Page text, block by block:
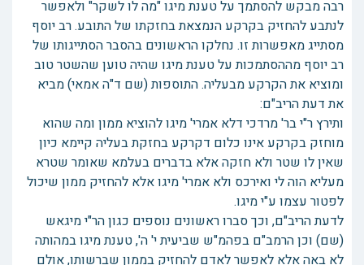
רבה מבקש להסתמך על טענת מיגו "מה לו לשקר" ולאפשר
לנתבע להחזיק בקרקע הנמצאת בחזקתו של התובע. רב יוסף
מסתייג מאפשרות זו. נחלקו הראשונים בהסבר הסתייגותו של
רב יוסף מההסתמכות על טענת מיגו שהיה טוען שהשטר טוב
ומוציא את הקרקע מבעליה. התוספות (שם ד"ה אמאי) מביא
את דעת הריב"ם:
ותירץ ר"י בר' מרדכי דלא אמרי' מיגו להוציא ממון ומה שהוא
מוחזק בקרקע אינו כלום דקרקע בחזקת בעליה קיימא כיון
שאין לו שטר ולא חזקה אלא בדברים בעלמא שאומר שטרא
מעליא הוה לי ואירכס ולא אמרי' מיגו אלא להחזיק ממון שיכול
לפטור עצמו ע"י מיגו.
לדעת הריב"ם, וכך סברו ראשונים נוספים כגון הר"י מיגאש
(שם) וכן הרמב"ם בפהמ"ש שביעית י' ה', טענת מיגו במהותה
לא באה אלא לאפשר לאדם להחזיק בממון שברשותו, אולם